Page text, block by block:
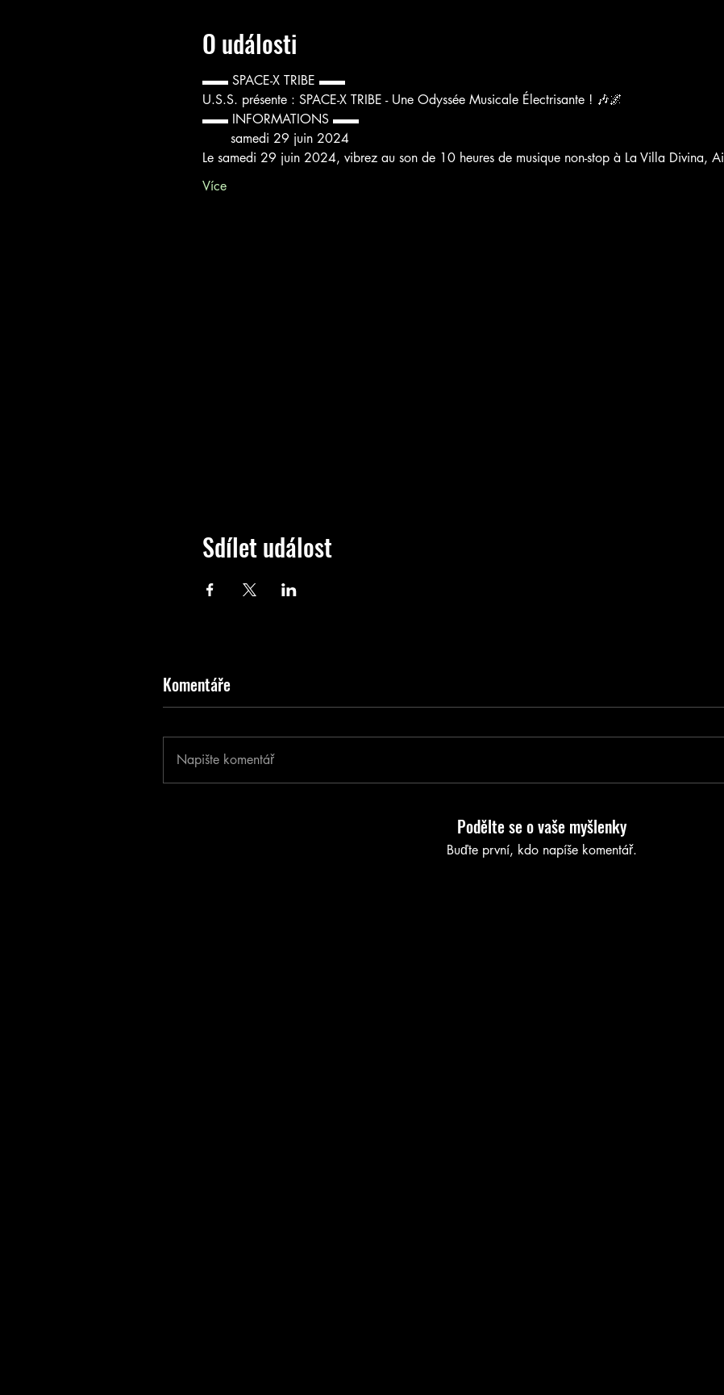
O události
▬▬ SPACE-X TRIBE ▬▬
U.S.S. présente : SPACE-X TRIBE - Une Odyssée Musicale Électrisante ! 🎶🌌
▬▬ INFORMATIONS ▬▬
       samedi 29 juin 2024
Le samedi 29 juin 2024, vibrez au son de 10 heures de musique non-stop à La Villa Divina,
Více
Sdílet událost
Komentáře
Napište komentář
Podělte se o vaše myšlenky
Buďte první, kdo napíše komentář.